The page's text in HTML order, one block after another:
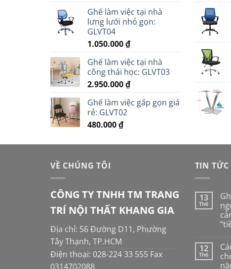
Ghế làm việc tại nhà
lưng lưới nhỏ gọn:
GLVT04
1.050.000₫
Ghế làm việc tại nhà
công thái học: GLVT03
2.950.000₫
Ghế làm việc gấp gọn giá
rẻ: GLVT02
480.000₫
VỀ CHÚNG TÔI
CÔNG TY TNHH TM TRANG
TRÍ NỘI THẤT KHANG GIA
Địa chỉ: 56 Đường D11, Phường
Tây Thạnh, TP.HCM
Điện thoại: 028-224 33 555 Fax
0314702088
TIN
13
Th6
bình
luận
ở
Ghế
12
Th6